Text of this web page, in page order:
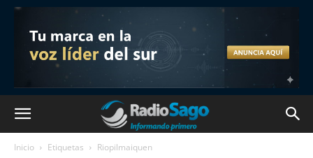
Inicio Etiquetas Riopilmaiquen